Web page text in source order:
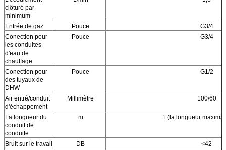
clôturé par
minimum
Entrée de gaz Pouce
G3/4
Conection pour
les conduites
d'eau de
chauffage
Pouce G3/4
Conection pour
des tuyaux de
DHW
Pouce G1/2
Air entré/conduit
d'échappement
Millimètre 100/60
La longueur du
conduit de
conduite
m 1 (la longueur
Bruit sur le travail DB
<42